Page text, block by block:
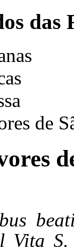
das
de
Vita